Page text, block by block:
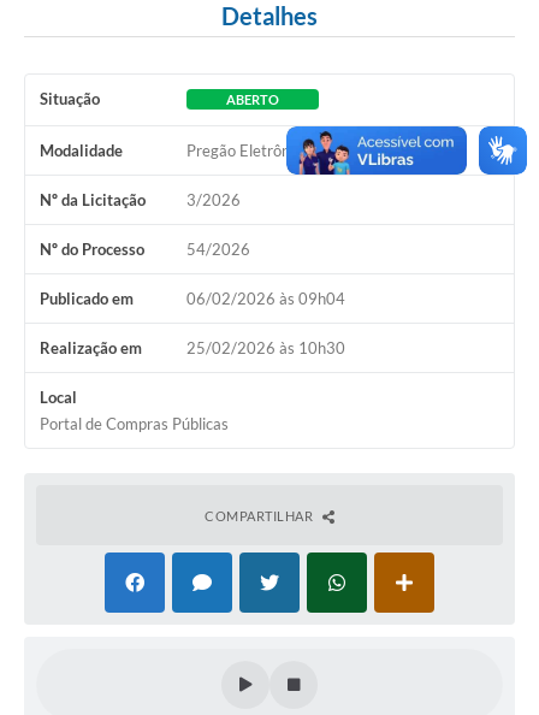
Secretarias de Júlio de Castilhos
Coronavírus
Certidão Negativa
Alvará
Fiscalização
Modelos de Requerimentos
Relatórios Anuais – Ouvidoria
Galeria de Fotos
Detalhes
Situação ABERTO
Modalidade Pregão Eletrônico
Nº da Licitação 3/2026
Nº do Processo 54/2026
Publicado em 06/02/2026 às 09h04
Realização em 25/02/2026 às 10h30
Local
Portal de Compras Públicas
COMPARTILHAR